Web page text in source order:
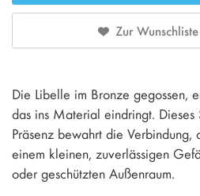
Zur
Die Libelle im Bronze gegossen,
das ins Material eindringt. Dieses
Präsenz bewahrt die
einem kleinen, zuverlässigen
oder geschützten Außenraum.